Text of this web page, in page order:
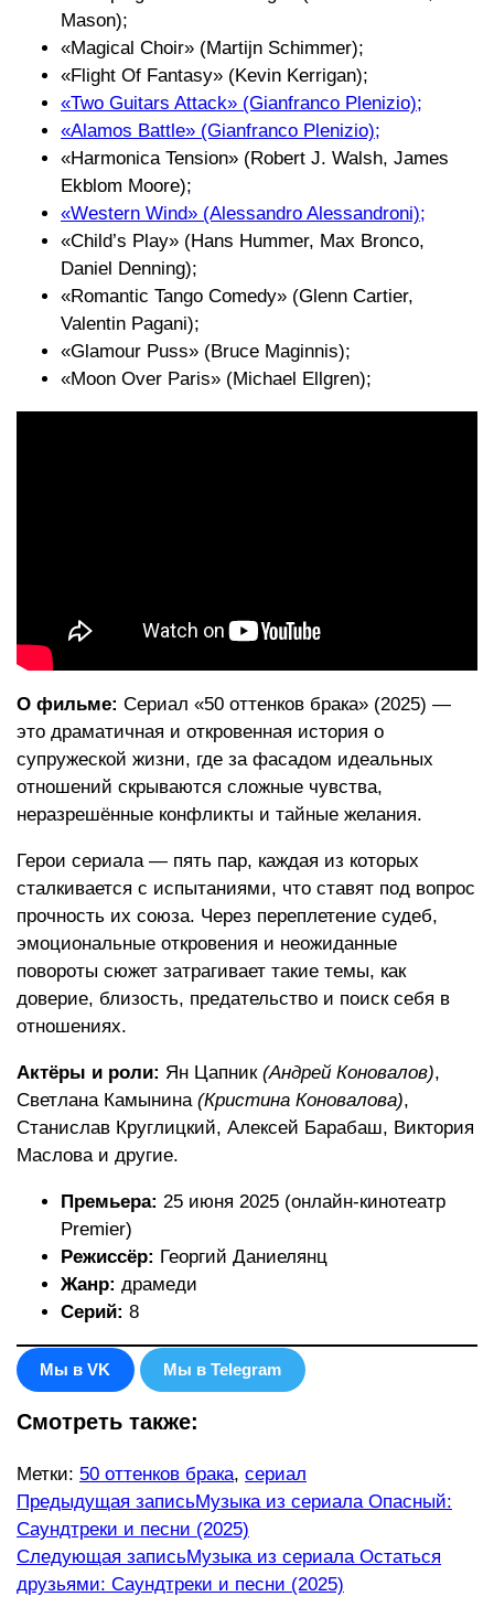
Mason);
«Magical Choir» (Martijn Schimmer);
«Flight Of Fantasy» (Kevin Kerrigan);
«Two Guitars Attack» (Gianfranco Plenizio);
«Alamos Battle» (Gianfranco Plenizio);
«Harmonica Tension» (Robert J. Walsh, James
Ekblom Moore);
«Western Wind» (Alessandro Alessandroni);
«Child’s Play» (Hans Hummer, Max Bronco,
Daniel Denning);
«Romantic Tango Comedy» (Glenn Cartier,
Valentin Pagani);
«Glamour Puss» (Bruce Maginnis);
«Moon Over Paris» (Michael Ellgren);
О фильме: Сериал «50 оттенков брака» (2025) —
это драматичная и откровенная история о
супружеской жизни, где за фасадом идеальных
отношений скрываются сложные чувства,
неразрешённые конфликты и тайные желания.
Герои сериала — пять пар, каждая из которых
сталкивается с испытаниями, что ставят под вопрос
прочность их союза. Через переплетение судеб,
эмоциональные откровения и неожиданные
повороты сюжет затрагивает такие темы, как
доверие, близость, предательство и поиск себя в
отношениях.
Актёры и роли: Ян Цапник (Андрей Коновалов),
Светлана Камынина (Кристина Коновалова),
Станислав Круглицкий, Алексей Барабаш, Виктория
Маслова и другие.
Премьера: 25 июня 2025 (онлайн-кинотеатр
Premier)
Режиссёр: Георгий Даниелянц
Жанр: драмеди
Серий: 8
Мы в VK Мы в Telegram
Смотреть также:
Метки: 50 оттенков брака, сериал
Еще
статьи
Предыдущая записьМузыка из сериала Опасный:
Саундтреки и песни (2025)
Следующая записьМузыка из сериала Остаться
друзьями: Саундтреки и песни (2025)